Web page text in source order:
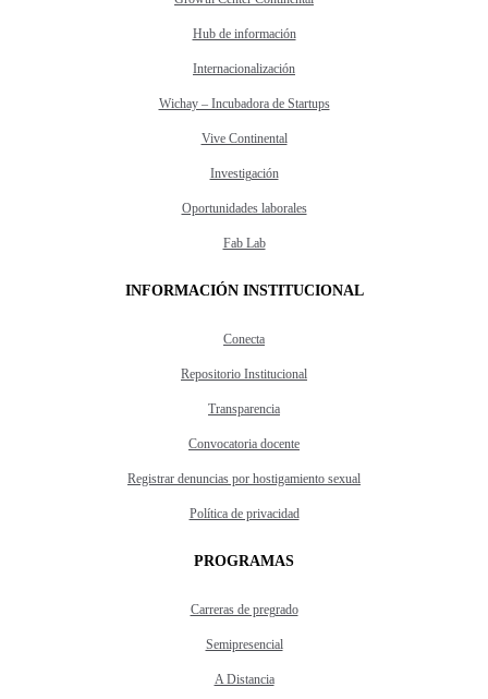
Hub de información
Internacionalización
Wichay – Incubadora de Startups
Vive Continental
Investigación
Oportunidades laborales
Fab Lab
INFORMACIÓN INSTITUCIONAL
Conecta
Repositorio Institucional
Transparencia
Convocatoria docente
Registrar denuncias por hostigamiento sexual
Política de privacidad
PROGRAMAS
Carreras de pregrado
Semipresencial
A Distancia